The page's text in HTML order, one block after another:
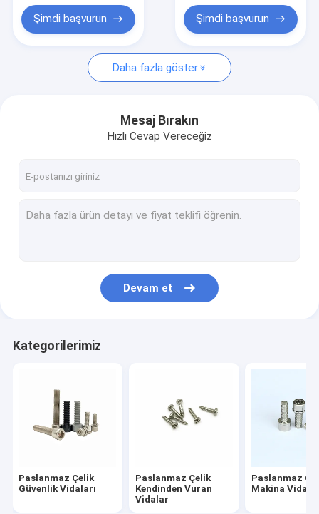
Durumlar
Paslanmaz Çelik Kendinden Vuran Vidalar
Paslanmaz Çelik Makina Vidaları
Paslanmaz Çelik Perçin
Ekstra Uzun Makina Vidaları
Gevşeme Önleyici Vida
Tahrik Mili Pimi
Şimdi başvurun Şimdi başvurun
Daha fazla göster
Mesaj Bırakın
Hızlı Cevap Vereceğiz
Devam et
Kategorilerimiz
Paslanmaz Çelik
Güvenlik Vidaları
Paslanmaz Çelik
Kendinden Vuran
Vidalar
Paslanmaz
Makina